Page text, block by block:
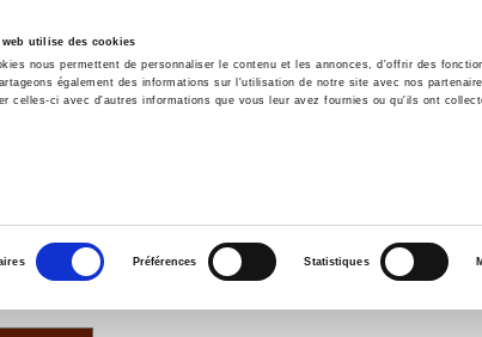
web utilise des cookies
nous permettent de personnaliser le contenu et les annonces, d'offrir des
également des informations sur l'utilisation de notre site avec nos
celles-ci avec d'autres informations que vous leur avez fournies ou qu'ils ont
Préférences Statistiques
Home Environment